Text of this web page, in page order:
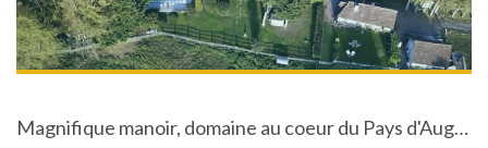
Magnifique manoir, domaine au coeur du Pays d'Auge à Livarot dans le Calvados en Basse-Normandie